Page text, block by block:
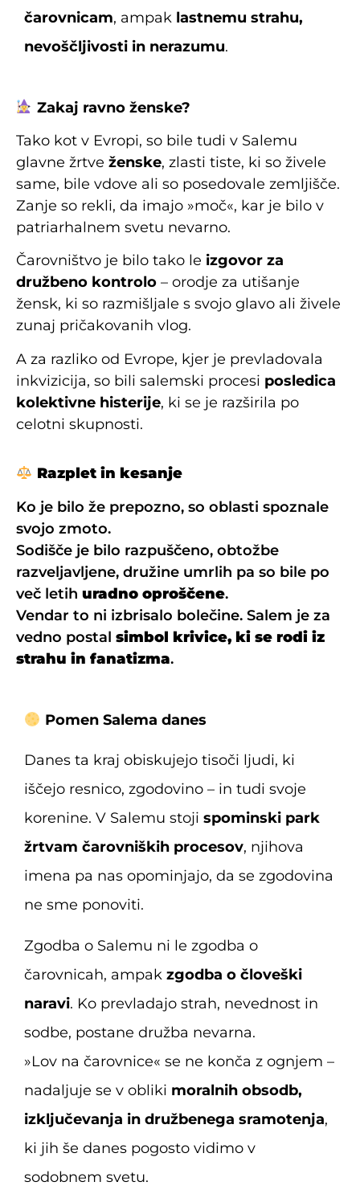
čarovnicam, ampak lastnemu strahu,
nevoščljivosti in nerazumu.
Zakaj ravno ženske?
Tako kot v Evropi, so bile tudi v Salemu
glavne žrtve ženske, zlasti tiste, ki so živele
same, bile vdove ali so posedovale zemljišče.
Zanje so rekli, da imajo »moč«, kar je bilo v
patriarhalnem svetu nevarno.
Čarovništvo je bilo tako le izgovor za
družbeno kontrolo – orodje za utišanje
žensk, ki so razmišljale s svojo glavo ali živele
zunaj pričakovanih vlog.
A za razliko od Evrope, kjer je prevladovala
inkvizicija, so bili salemski procesi posledica
kolektivne histerije, ki se je razširila po
celotni skupnosti.
Razplet in kesanje
Ko je bilo že prepozno, so oblasti spoznale
svojo zmoto.
Sodišče je bilo razpuščeno, obtožbe
razveljavljene, družine umrlih pa so bile po
več letih uradno oproščene.
Vendar to ni izbrisalo bolečine. Salem je za
vedno postal simbol krivice, ki se rodi iz
strahu in fanatizma.
Pomen Salema danes
Danes ta kraj obiskujejo tisoči ljudi, ki
iščejo resnico, zgodovino – in tudi svoje
korenine. V Salemu stoji spominski park
žrtvam čarovniških procesov, njihova
imena pa nas opominjajo, da se zgodovina
ne sme ponoviti.
Zgodba o Salemu ni le zgodba o
čarovnicah, ampak zgodba o človeški
naravi. Ko prevladajo strah, nevednost in
sodbe, postane družba nevarna.
»Lov na čarovnice« se ne konča z ognjem –
nadaljuje se v obliki moralnih obsodb,
izključevanja in družbenega sramotenja,
ki jih še danes pogosto vidimo v
sodobnem svetu.